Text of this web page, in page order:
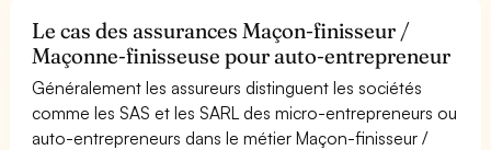
Le cas des assurances Maçon-finisseur /
Maçonne-finisseuse pour auto-entrepreneur
Généralement les assureurs distinguent les sociétés
comme les SAS et les SARL des micro-entrepreneurs ou
auto-entrepreneurs dans le métier Maçon-finisseur /